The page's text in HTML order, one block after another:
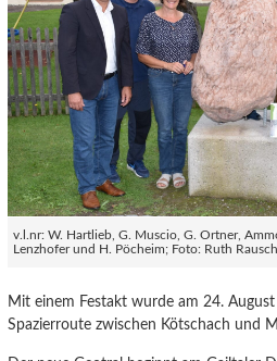
v.l.nr: W. Hartlieb, G. Muscio, G. Ortner,
Lenzhofer und H. Pöcheim; Foto: Ruth
Mit einem Festakt wurde am 24.
Spazierroute zwischen Kötschach und